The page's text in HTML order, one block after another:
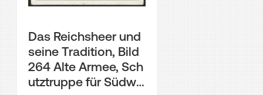
Das Reichsheer und
seine Tradition, Bild
264 Alte Armee, Sch
utztruppe für Südwe